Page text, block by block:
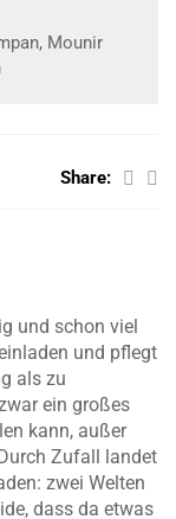
Mounir
Share:
und schon viel
und pflegt
als zu
ein großes
kann, außer
Zufall landet
zwei Welten
dass da etwas